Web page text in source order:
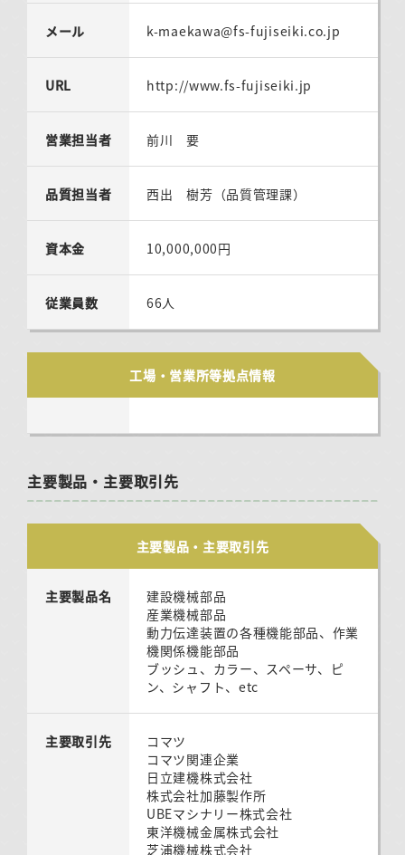
メール k-maekawa@fs-fujiseiki.co.jp
URL http://www.fs-fujiseiki.jp
営業担当者 前川 要
品質担当者 西出 樹芳（品質管理課）
資本金 10,000,000円
従業員数 66人
工場・営業所等拠点情報
主要製品・主要取引先
主要製品・主要取引先
主要製品名
建設機械部品
産業機械部品
動力伝達装置の各種機能部品、作業
機関係機能部品
ブッシュ、カラー、スペーサ、ピ
ン、シャフト、etc
主要取引先
コマツ
コマツ関連企業
日立建機株式会社
株式会社加藤製作所
UBEマシナリー株式会社
東洋機械金属株式会社
芝浦機械株式会社